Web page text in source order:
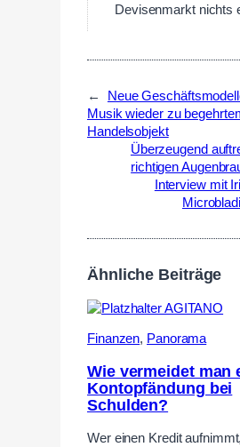
Devisenmarkt nichts
←
Neue
Musik wieder zu
Handelsobjekt
Überzeugend
richtigen
Interview mit
Ähnliche Beiträge
Finanzen, Panorama
Wie vermeidet man
Kontopfändung bei
Schulden?
Wer einen Kredit